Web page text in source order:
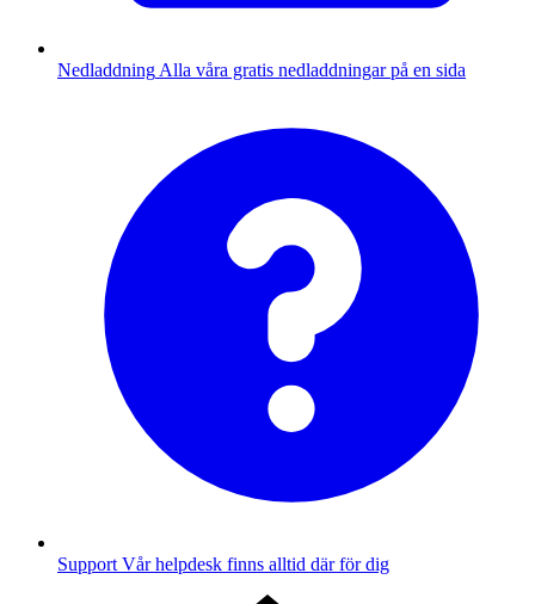
Nedladdning Alla våra gratis nedladdningar på en sida
Support Vår helpdesk finns alltid där för dig